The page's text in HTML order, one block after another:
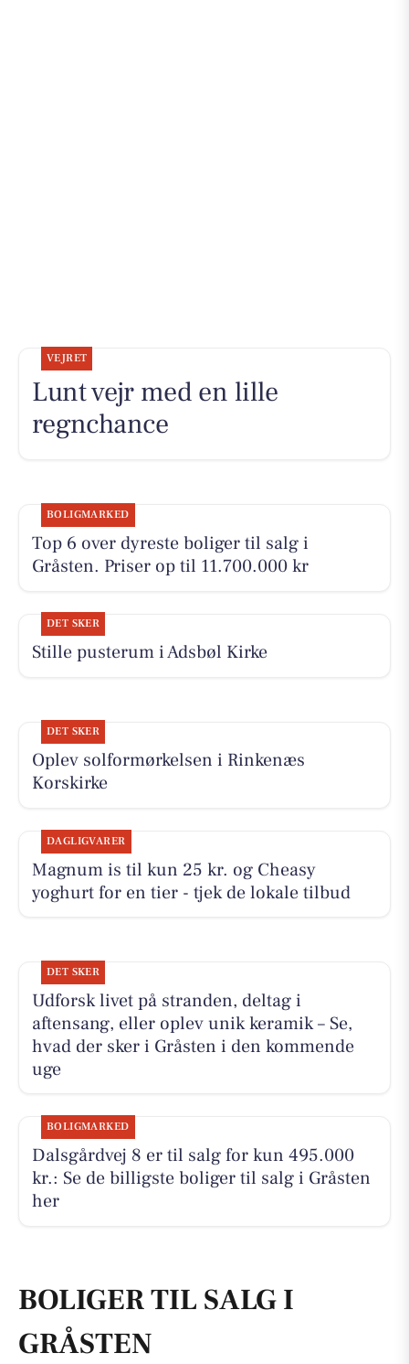
VEJRET
Lunt vejr med en lille
regnchance
BOLIGMARKED
Top 6 over dyreste boliger til salg i
Gråsten. Priser op til 11.700.000 kr
DET SKER
Stille pusterum i Adsbøl Kirke
DET SKER
Oplev solformørkelsen i Rinkenæs
Korskirke
DAGLIGVARER
Magnum is til kun 25 kr. og Cheasy
yoghurt for en tier - tjek de lokale tilbud
DET SKER
Udforsk livet på stranden, deltag i
aftensang, eller oplev unik keramik – Se,
hvad der sker i Gråsten i den kommende
uge
BOLIGMARKED
Dalsgårdvej 8 er til salg for kun 495.000
kr.: Se de billigste boliger til salg i Gråsten
her
BOLIGER TIL SALG I
GRÅSTEN